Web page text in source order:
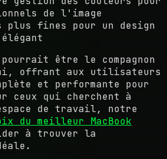
de l'image
plus fines pour un design
être le compagnon
offrant aux utilisateurs
et performante pour
ceux qui cherchent à
de travail, notre
du meilleur MacBook
à trouver la